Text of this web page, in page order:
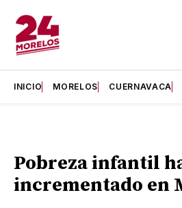
INICIO MORELOS CUERNAVACA
Pobreza infantil
incrementado en